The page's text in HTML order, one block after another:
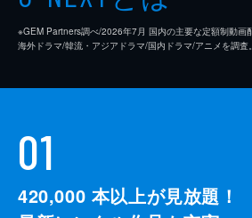
※GEM Partners調べ/2026年7⽉ 国内の主要な定額制動画
海外ドラマ/韓流・アジアドラマ/国内ドラマ/アニメを調査
01
420,000 本以上が見放題！